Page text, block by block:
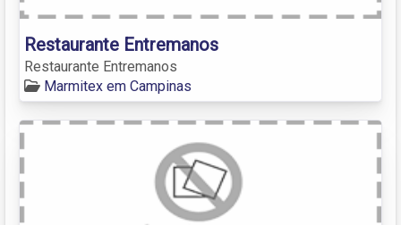
Restaurante Entremanos
Restaurante Entremanos
Marmitex em Campinas